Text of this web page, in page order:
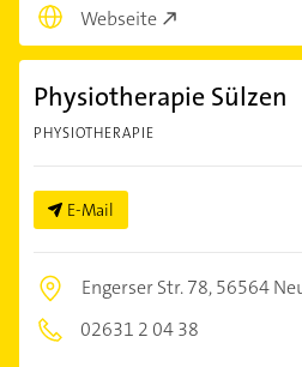
Webseite
Physiotherapie Sülzen
PHYSIOTHERAPIE
E-Mail
Engerser Str. 78,56564
02631 2 04 38